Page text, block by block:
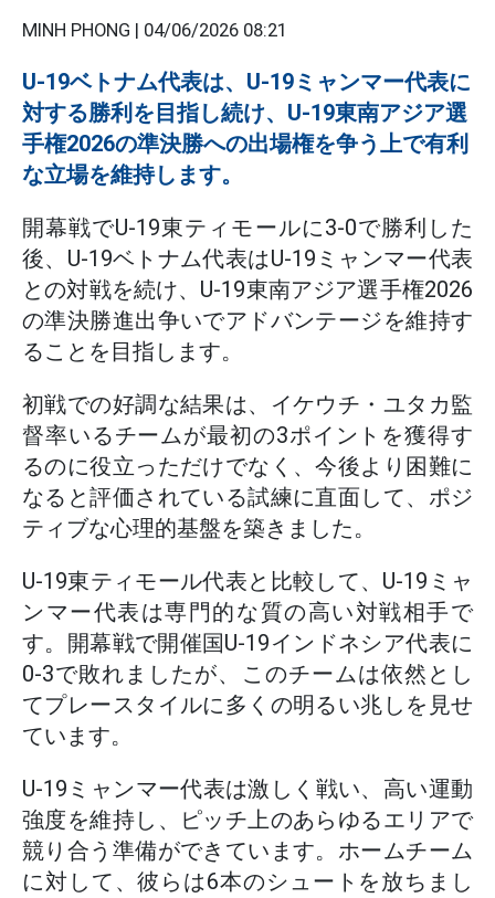
MINH PHONG | 04/06/2026 08:21
U-19ベトナム代表は、U-19ミャンマー代表に
対する勝利を目指し続け、U-19東南アジア選
手権2026の準決勝への出場権を争う上で有利
な立場を維持します。
開幕戦でU-19東ティモールに3-0で勝利した
後、U-19ベトナム代表はU-19ミャンマー代表
との対戦を続け、U-19東南アジア選手権2026
の準決勝進出争いでアドバンテージを維持す
ることを目指します。
初戦での好調な結果は、イケウチ・ユタカ監
督率いるチームが最初の3ポイントを獲得す
るのに役立っただけでなく、今後より困難に
なると評価されている試練に直面して、ポジ
ティブな心理的基盤を築きました。
U-19東ティモール代表と比較して、U-19ミャ
ンマー代表は専門的な質の高い対戦相手で
す。開幕戦で開催国U-19インドネシア代表に
0-3で敗れましたが、このチームは依然とし
てプレースタイルに多くの明るい兆しを見せ
ています。
U-19ミャンマー代表は激しく戦い、高い運動
強度を維持し、ピッチ上のあらゆるエリアで
競り合う準備ができています。ホームチーム
に対して、彼らは6本のシュートを放ちまし